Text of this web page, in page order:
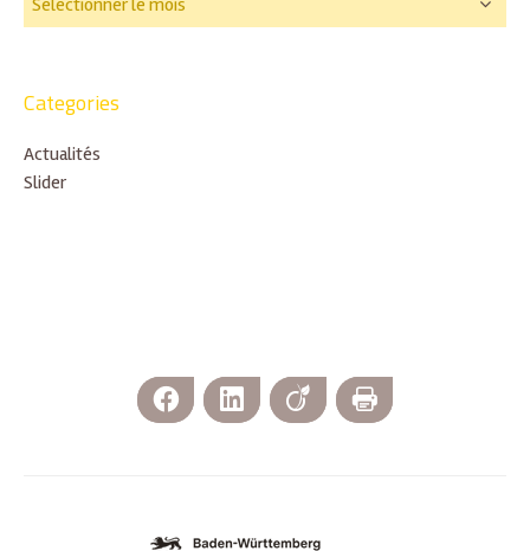
Categories
Actualités
Slider
Facebook LinkedIn Viadeo